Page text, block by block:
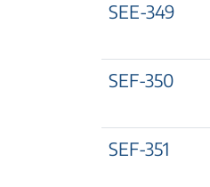
SEE-349
SEF-350
SEF-351